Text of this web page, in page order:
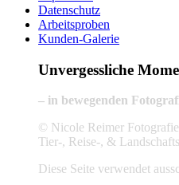
Datenschutz
Arbeitsproben
Kunden-Galerie
Unvergessliche
– in bewegenden
© Nicole Reimer
Tier-, Reise-, &
Diese Seite verwendet